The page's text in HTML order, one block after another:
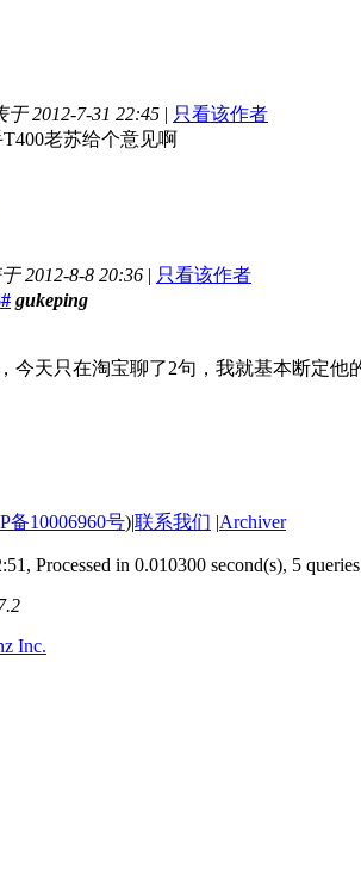
于 2012-7-31 22:45 | 只看该作者
老苏给个意见啊
2012-8-8 20:36 | 只看该作者
gukeping
今天只在淘宝聊了2句，我就基本断定他
备10006960号)|联系我们 |Archiver
Processed in 0.010300 second(s), 5 queries
Inc.